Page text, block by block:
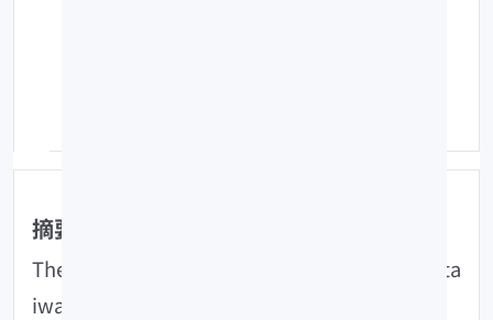
摘要abstract(英)
The value of the exported frozen fisheries in ta
iwan is over 4 billion dollars per year.